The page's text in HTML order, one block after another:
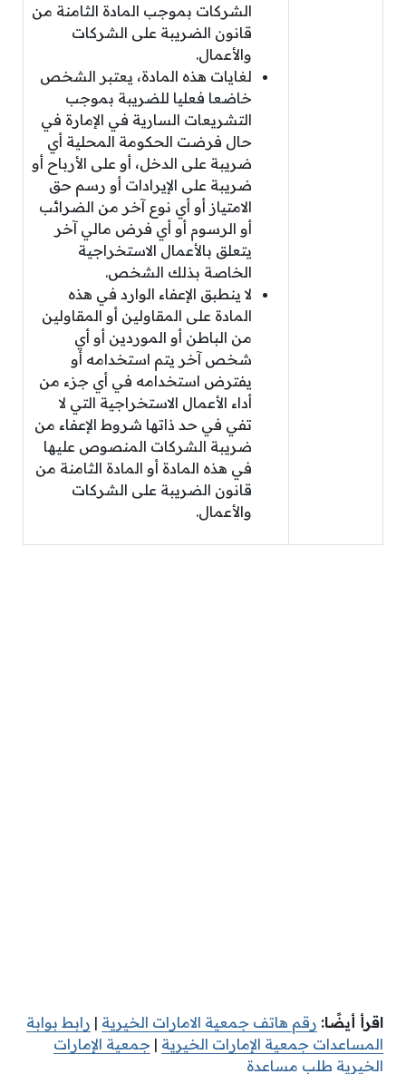
الشركات بموجب المادة الثامنة من
قانون الضريبة على الشركات
والأعمال.
لغايات هذه المادة، يعتبر الشخص
خاضعا فعليا للضريبة بموجب
التشريعات السارية في الإمارة في
حال فرضت الحكومة المحلية أي
ضريبة على الدخل، أو على الأرباح أو
ضريبة على الإيرادات أو رسم حق
الامتياز أو أي نوع آخر من الضرائب
أو الرسوم أو أي فرض مالي آخر
يتعلق بالأعمال الاستخراجية
الخاصة بذلك الشخص.
لا ينطبق الإعفاء الوارد في هذه
المادة على المقاولين أو المقاولين
من الباطن أو الموردين أو أي
شخص آخر يتم استخدامه أو
يفترض استخدامه في أي جزء من
أداء الأعمال الاستخراجية التي لا
تفي في حد ذاتها شروط الإعفاء من
ضريبة الشركات المنصوص عليها
في هذه المادة أو المادة الثامنة من
قانون الضريبة على الشركات
والأعمال.
اقرأ أيضًا: رقم هاتف جمعية الامارات الخيرية | رابط بوابة
المساعدات جمعية الإمارات الخيرية | جمعية الإمارات
الخيرية طلب مساعدة